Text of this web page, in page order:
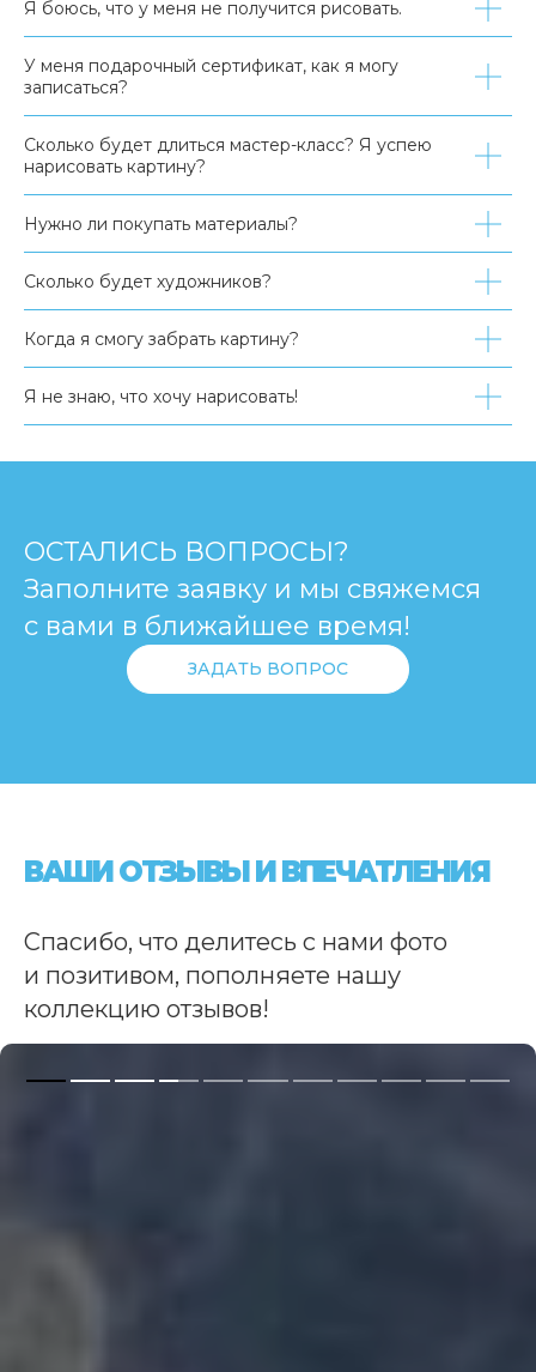
Я боюсь, что у меня не получится рисовать.
У меня подарочный сертификат, как я могу
записаться?
Сколько будет длиться мастер-класс? Я успею
нарисовать картину?
Нужно ли покупать материалы?
Сколько будет художников?
Когда я смогу забрать картину?
Я не знаю, что хочу нарисовать!
ОСТАЛИСЬ ВОПРОСЫ?
Заполните заявку и мы свяжемся
с вами в ближайшее время!
ЗАДАТЬ ВОПРОС
ВАШИ ОТЗЫВЫ И ВПЕЧАТЛЕНИЯ
Спасибо, что делитесь с нами фото
и позитивом, пополняете нашу
коллекцию отзывов!